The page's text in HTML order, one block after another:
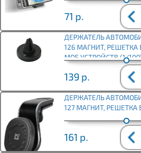
71 р.
ДЕРЖАТЕЛЬ
126 МАГНИТ,
МОБ.УСТРОЙСТВ (1/
139 р.
ДЕРЖАТЕЛЬ
127 МАГНИТ,
161 р.